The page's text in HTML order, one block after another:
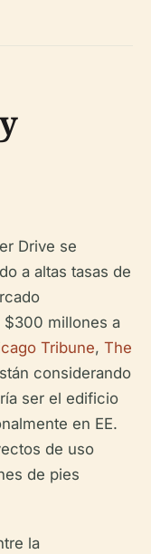
Drive se
a altas tasas de
$300 millones a
Tribune, The
considerando
ser el edificio
en EE.
de uso
de pies
la